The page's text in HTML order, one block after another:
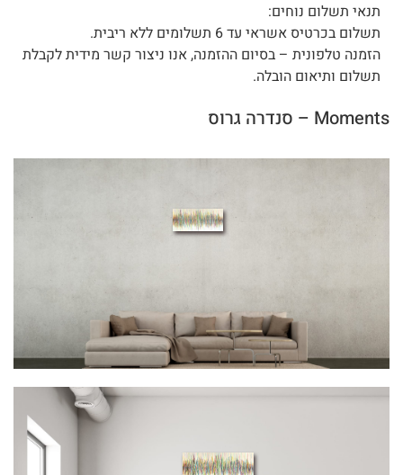
תנאי תשלום נוחים:
תשלום בכרטיס אשראי עד 6 תשלומים ללא ריבית.
הזמנה טלפונית – בסיום ההזמנה, אנו ניצור קשר מידית לקבלת
תשלום ותיאום הובלה.
Moments – סנדרה גרוס